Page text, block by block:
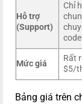
Hỗ trợ
(Support)
Chỉ
code
Mức giá
Rất
$5/
Bảng giá trên